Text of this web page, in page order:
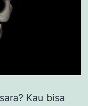
Kau bisa